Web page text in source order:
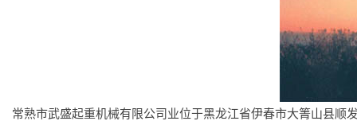
常熟市武盛起重机械有限公司业位于黑龙江省伊春市大箐山县顺